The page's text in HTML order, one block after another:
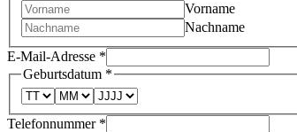
Vorname
Nachname
E-Mail-Adresse *
Geburtsdatum *
Telefonnummer *